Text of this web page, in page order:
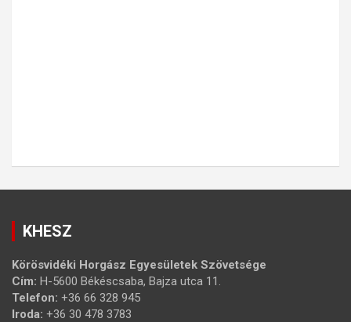
KHESZ
Körösvidéki Horgász Egyesületek Szövetsége
Cím: H-5600 Békéscsaba, Bajza utca 11.
Telefon: +36 66 328 945
Iroda: +36 30 478 3783